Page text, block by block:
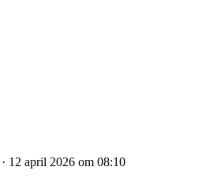
12 april 2026 om 08:10